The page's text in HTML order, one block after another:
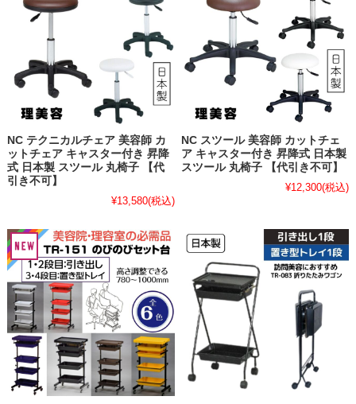
NC テクニカルチェア 美容師 カ
ットチェア キャスター付き 昇降
式 日本製 スツール 丸椅子 【代
引き不可】
¥13,580(税込)
NC スツール 美容師 カットチェ
ア キャスター付き 昇降式 日本製
スツール 丸椅子 【代引き不可】
¥12,300(税込)